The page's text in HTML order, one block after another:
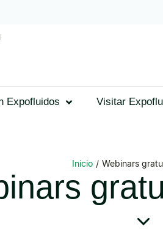
Expofluidos Visitar
Inicio / Webinars